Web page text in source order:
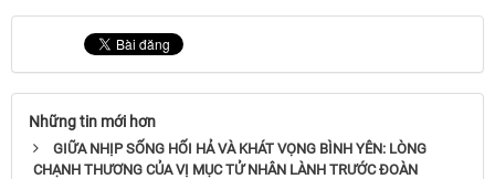
Những tin mới hơn
GIỮA NHỊP SỐNG HỐI HẢ VÀ KHÁT VỌNG BÌNH YÊN: LÒNG
CHẠNH THƯƠNG CỦA VỊ MỤC TỬ NHÂN LÀNH TRƯỚC ĐOÀN